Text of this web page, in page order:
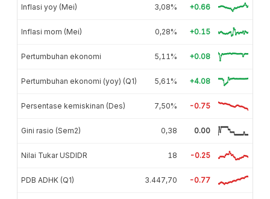
Inflasi yoy (Mei) 3,08% +0.66
Inflasi mom (Mei) 0,28% +0.15
Pertumbuhan ekonomi 5,11% +0.08
Pertumbuhan ekonomi (yoy) (Q1) 5,61% +4.08
Persentase kemiskinan (Des) 7,50% -0.75
Gini rasio (Sem2) 0,38 0.00
Nilai Tukar USDIDR 18 -0.25
PDB ADHK (Q1) 3.447,70 -0.77